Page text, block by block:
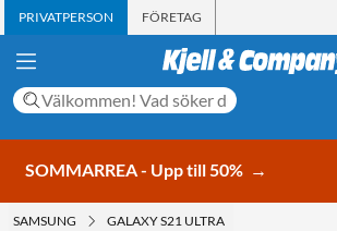
PRIVATPERSON FÖRETAG
SOMMARREA - Upp till 50% →
SAMSUNG GALAXY S21 ULTRA